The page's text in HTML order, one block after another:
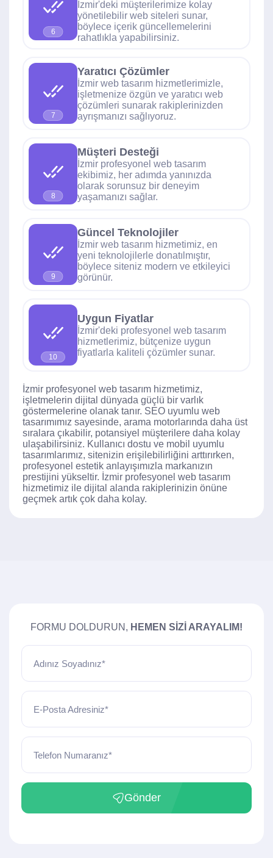
6
İzmir'deki müşterilerimize kolay
yönetilebilir web siteleri sunar,
böylece içerik güncellemelerini
rahatlıkla yapabilirsiniz.
7
Yaratıcı Çözümler
İzmir web tasarım hizmetlerimizle,
işletmenize özgün ve yaratıcı web
çözümleri sunarak rakiplerinizden
ayrışmanızı sağlıyoruz.
8
Müşteri Desteği
İzmir profesyonel web tasarım
ekibimiz, her adımda yanınızda
olarak sorunsuz bir deneyim
yaşamanızı sağlar.
9
Güncel Teknolojiler
İzmir web tasarım hizmetimiz, en
yeni teknolojilerle donatılmıştır,
böylece siteniz modern ve etkileyici
görünür.
10
Uygun Fiyatlar
İzmir'deki profesyonel web tasarım
hizmetlerimiz, bütçenize uygun
fiyatlarla kaliteli çözümler sunar.
İzmir profesyonel web tasarım hizmetimiz,
işletmelerin dijital dünyada güçlü bir varlık
göstermelerine olanak tanır. SEO uyumlu web
tasarımımız sayesinde, arama motorlarında daha üst
sıralara çıkabilir, potansiyel müşterilere daha kolay
ulaşabilirsiniz. Kullanıcı dostu ve mobil uyumlu
tasarımlarımız, sitenizin erişilebilirliğini arttırırken,
profesyonel estetik anlayışımızla markanızın
prestijini yükseltir. İzmir profesyonel web tasarım
hizmetimiz ile dijital alanda rakiplerinizin önüne
geçmek artık çok daha kolay.
FORMU DOLDURUN, HEMEN SIZI ARAYALIM!
Adınız Soyadınız*
E-Posta Adresiniz*
Telefon Numaranız*
Gönder